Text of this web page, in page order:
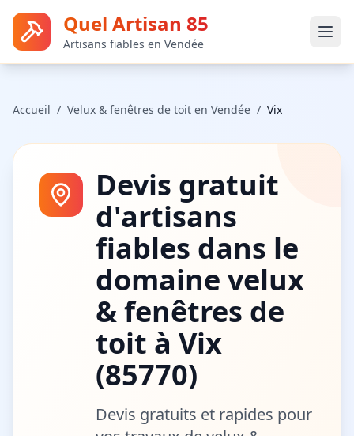
Quel Artisan 85
Artisans fiables en Vendée
Accueil / Velux & fenêtres de toit en Vendée / Vix
Devis gratuit
d'artisans
fiables dans le
domaine velux
& fenêtres de
toit à Vix
(85770)
Devis gratuits et rapides pour